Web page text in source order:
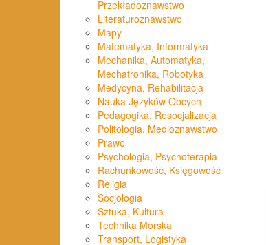
Przekładoznawstwo
Literaturoznawstwo
Mapy
Matematyka, Informatyka
Mechanika, Automatyka,
Mechatronika, Robotyka
Medycyna, Rehabilitacja
Nauka Języków Obcych
Pedagogika, Resocjalizacja
Politologia, Medioznawstwo
Prawo
Psychologia, Psychoterapia
Rachunkowość, Księgowość
Religia
Socjologia
Sztuka, Kultura
Technika Morska
Transport, Logistyka